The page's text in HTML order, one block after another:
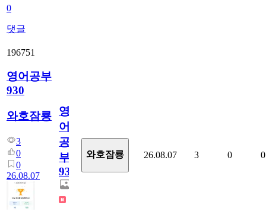
0
댓글
196751
영어공부
930
와호잠룡
3
0
0
26.08.07
영
어
공
부
930
와호잠룡 26.08.07 3 0 0